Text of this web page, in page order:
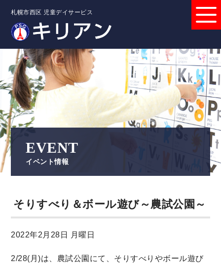
札幌市西区 児童デイサービス
EVENT
イベント情報
そりすべり＆ボール遊び～農試公園～
2022年2月28日 月曜日
2/28(月)は、農試公園にて、そりすべりやボール遊び